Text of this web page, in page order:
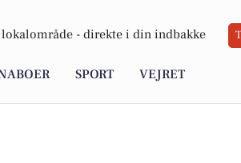
lokalområde - direkte i din indbakke
SPORT VEJRET